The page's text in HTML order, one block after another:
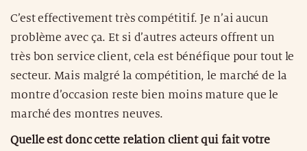
C’est effectivement très compétitif. Je n’ai aucun
problème avec ça. Et si d’autres acteurs offrent un
très bon service client, cela est bénéfique pour tout le
secteur. Mais malgré la compétition, le marché de la
montre d’occasion reste bien moins mature que le
marché des montres neuves.
Quelle est donc cette relation client qui fait votre